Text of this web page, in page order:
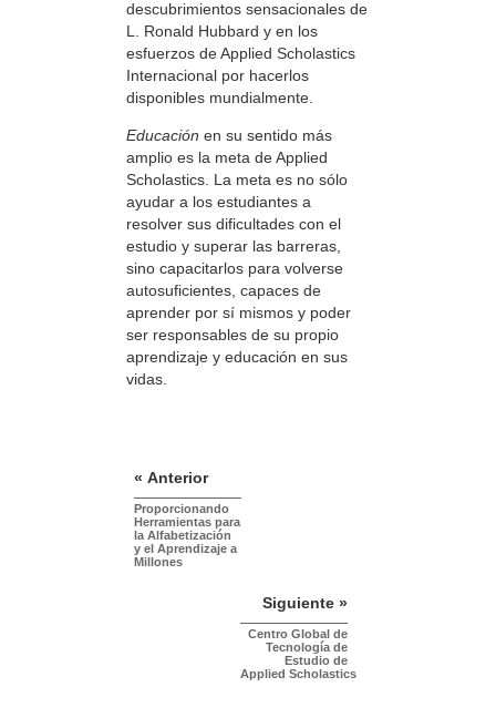
descubrimientos sensacionales de
L. Ronald Hubbard y en los
esfuerzos de Applied Scholastics
Internacional por hacerlos
disponibles mundialmente.
Educación en su sentido más
amplio es la meta de Applied
Scholastics. La meta es no sólo
ayudar a los estudiantes a
resolver sus dificultades con el
estudio y superar las barreras,
sino capacitarlos para volverse
autosuficientes, capaces de
aprender por sí mismos y poder
ser responsables de su propio
aprendizaje y educación en sus
vidas.
« Anterior
Proporcionando
Herramientas para
la Alfabetización
y el Aprendizaje a
Millones
Siguiente »
Centro Global de
Tecnología de
Estudio de
Applied Scholastics